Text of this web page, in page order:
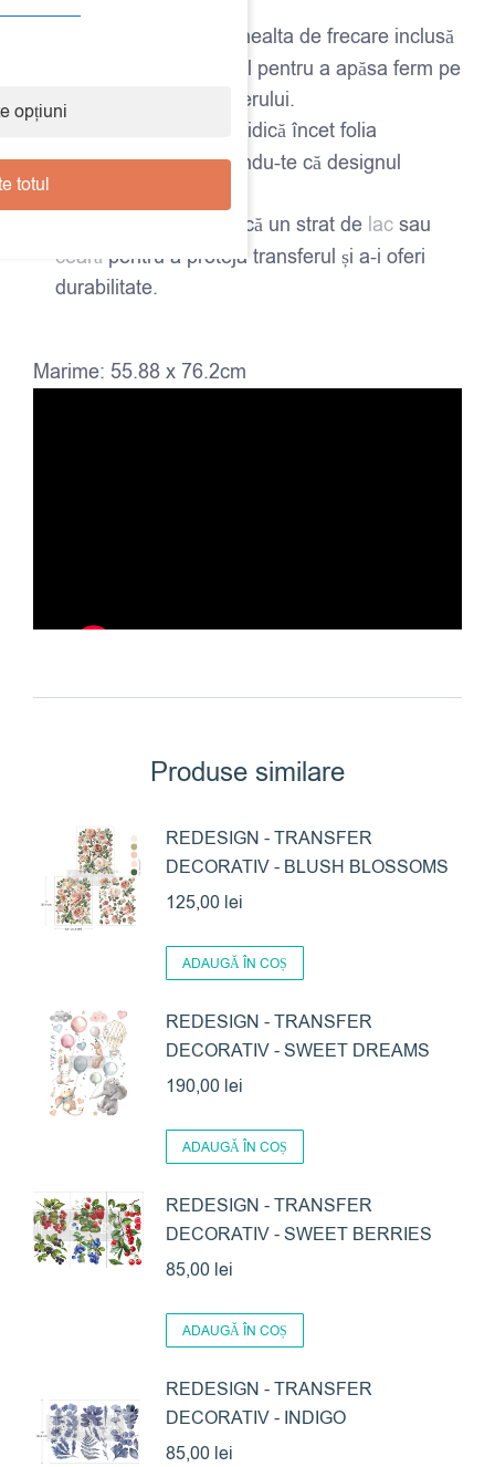
Folosește unealta de frecare inclusă
împreună cu transferul pentru a apăsa ferm pe
toată suprafața transferului.
Ridică încet folia
transparentă, asigurându-te că designul
La final, aplică un strat de lac sau
ceară pentru a proteja transferul și a-i oferi
durabilitate.
Marime: 55.88 x 76.2cm
Produse similare
REDESIGN - TRANSFER
DECORATIV - BLUSH BLOSSOMS
125,00 lei
ADAUGĂ ÎN COȘ
REDESIGN - TRANSFER
DECORATIV - SWEET DREAMS
190,00 lei
ADAUGĂ ÎN COȘ
REDESIGN - TRANSFER
DECORATIV - SWEET BERRIES
85,00 lei
ADAUGĂ ÎN COȘ
REDESIGN - TRANSFER
DECORATIV - INDIGO
85,00 lei
opțiuni
totul